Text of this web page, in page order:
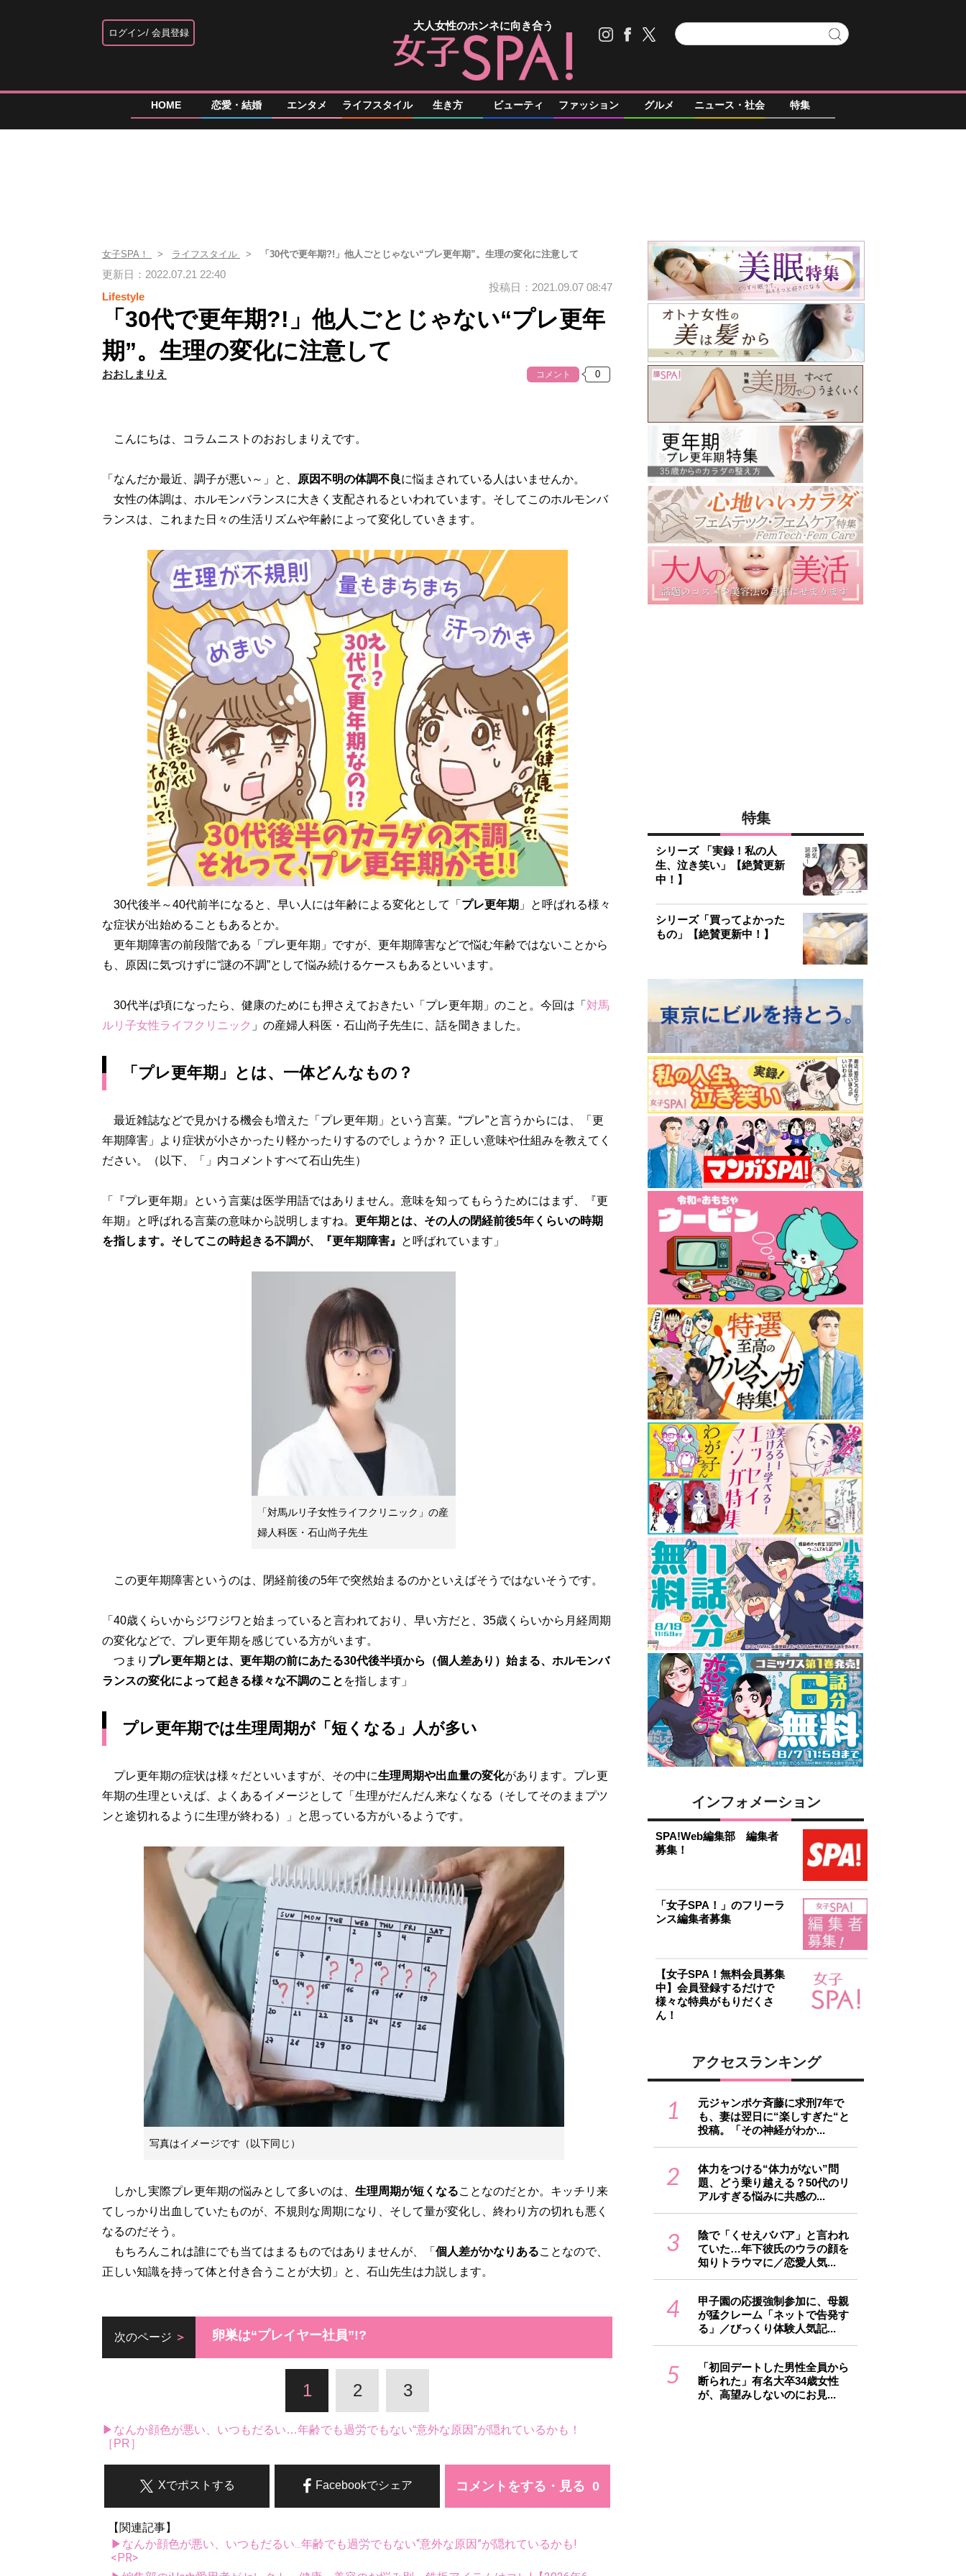
ログイン 会員登録
大人女性のホンネに向き合う
HOME 恋愛・結婚 エンタメ ライフスタイル 生き方 ビューティ ファッション グルメ ニュース・社会 特集
女子SPA！ ライフスタイル 「30代で更年期?!」他人ごとじゃない“プレ更年期”。生理の変化に注意して
更新日：2022.07.21 22:40
Lifestyle
投稿日：2021.09.07 08:47
「30代で更年期?!」他人ごとじゃない“プレ更年
期”。生理の変化に注意して
おおしまりえ コメント
こんにちは、コラムニストのおおしまりえです。
「なんだか最近、調子が悪い～」と、 原因不明の体調不良に悩まされている人はいませんか。
女性の体調は、ホルモンバランスに大きく支配されるといわれています。そしてこのホルモンバ
ランスは、これまた日々の生活リズムや年齢によって変化していきます。
30代後半～40代前半になると、早い人には年齢による変化として「 プレ更年期 」と呼ばれる様々
な症状が出始めることもあるとか。
更年期障害の前段階である「プレ更年期」ですが、更年期障害などで悩む年齢ではないことから
も、原因に気づけずに“謎の不調”として悩み続けるケースもあるといいます。
30代半ば頃になったら、健康のためにも押さえておきたい「プレ更年期」のこと。今回は「 対馬
ルリ子女性ライフクリニック 」の産婦人科医・石山尚子先生に、話を聞きました。
「プレ更年期」とは、一体どんなもの？
最近雑誌などで見かける機会も増えた「プレ更年期」という言葉。“プレ”と言うからには、「更
年期障害」より症状が小さかったり軽かったりするのでしょうか？ 正しい意味や仕組みを教えてく
ださい。（以下、「」内コメントすべて石山先生）
「『プレ更年期』という言葉は医学用語ではありません。意味を知ってもらうためにはまず、『更
年期』と呼ばれる言葉の意味から説明しますね。 更年期とは、その人の閉経前後5年くらいの時期
を指します。そしてこの時起きる不調が、『更年期障害』
と呼ばれています」
「対馬ルリ子女性ライフクリニック」の産
婦人科医・石山尚子先生
この更年期障害というのは、閉経前後の5年で突然始まるのかといえばそうではないそうです。
「40歳くらいからジワジワと始まっていると言われており、早い方だと、35歳くらいから月経周期
の変化などで、プレ更年期を感じている方がいます。
つまり プレ更年期とは、更年期の前にあたる30代後半頃から（個人差あり）始まる、ホルモンバ
ランスの変化によって起きる様々な不調のこと を指します」
プレ更年期では生理周期が「短くなる」人が多い
プレ更年期の症状は様々だといいますが、その中に生理周期や出血量の変化があります。プレ更
年期の生理といえば、よくあるイメージとして「生理がだんだん来なくなる（そしてそのままプツ
ンと途切れるように生理が終わる）」と思っている方がいるようです。
写真はイメージです（以下同じ）
しかし実際プレ更年期の悩みとして多いのは、 生理周期が短くなることなのだとか。キッチリ来
てしっかり出血していたものが、不規則な周期になり、そして量が変化し、終わり方の切れも悪く
なるのだそう。
もちろんこれは誰にでも当てはまるものではありませんが、「 個人差がかなりあることなので、
正しい知識を持って体と付き合うことが大切」と、石山先生は力説します。
次のページ 卵巣は“プレイヤー社員”!?
1 2 3
▶なんか顔色が悪い、いつもだるい…年齢でも過労でもない“意外な原因”が隠れているかも！
［PR］
コメントをする・見る
Facebookでシェア
Xでポストする
【関連記事】
▶なんか顔色が悪い、いつもだるい...年齢でも過労でもない“意外な原因”が隠れているかも!
<PR>
特集
シリーズ 「実録！私の人
生、泣き笑い」【絶賛更新
中！】
シリーズ「買ってよかった
もの」【絶賛更新中！】
インフォメーション
SPA!Web編集部 編集者
募集！
「女子SPA！」のフリーラ
ンス編集者募集
【女子SPA！無料会員募集
中】会員登録するだけで
様々な特典がもりだくさ
ん！
アクセスランキング
1
元ジャンポケ斉藤に求刑7年で
も、妻は翌日に“楽しすぎた“と
投稿。「その神経がわか...
2
体力をつける“体力がない”問
題、どう乗り越える？50代のリ
アルすぎる悩みに共感の...
3
陰で「くせえババア」と言われ
ていた…年下彼氏のウラの顔を
知りトラウマに／恋愛人気...
4
甲子園の応援強制参加に、母親
が猛クレーム「ネットで告発す
る」／びっくり体験人気記...
5
「初回デートした男性全員から
断られた」有名大卒34歳女性
が、高望みしないのにお見...